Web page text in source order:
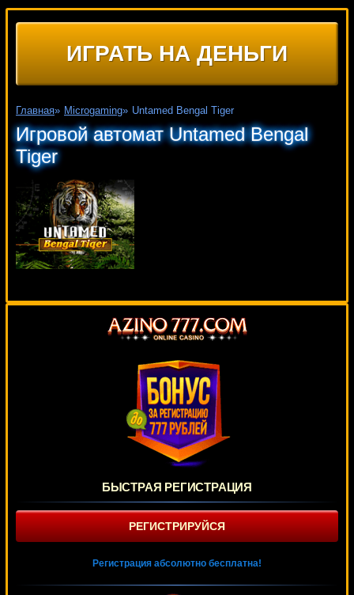
ИГРАТЬ НА ДЕНЬГИ
Главная» Microgaming» Untamed Bengal Tiger
Игровой автомат Untamed Bengal
Tiger
БЫСТРАЯ РЕГИСТРАЦИЯ
РЕГИСТРИРУЙСЯ
Регистрация абсолютно бесплатна!